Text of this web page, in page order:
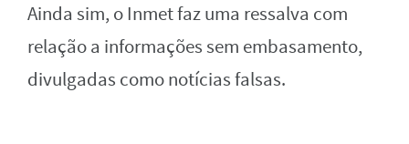
Ainda sim, o Inmet faz uma ressalva com
relação a informações sem embasamento,
divulgadas como notícias falsas.